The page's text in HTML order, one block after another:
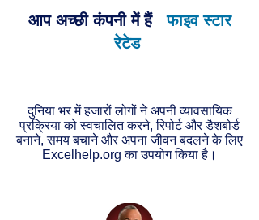
आप अच्छी कंपनी में हैं
फाइव स्टार
रेटेड
दुनिया भर में हजारों लोगों ने अपनी व्यावसायिक
प्रक्रिया को स्वचालित करने, रिपोर्ट और डैशबोर्ड
बनाने, समय बचाने और अपना जीवन बदलने के लिए
Excelhelp.org का उपयोग किया है।